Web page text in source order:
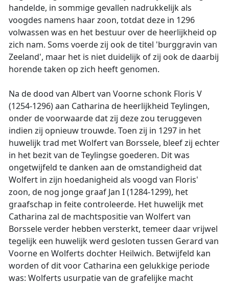
handelde, in sommige gevallen nadrukkelijk als
voogdes namens haar zoon, totdat deze in 1296
volwassen was en het bestuur over de heerlijkheid op
zich nam. Soms voerde zij ook de titel 'burggravin van
Zeeland', maar het is niet duidelijk of zij ook de daarbij
horende taken op zich heeft genomen.
Na de dood van Albert van Voorne schonk Floris V
(1254-1296) aan Catharina de heerlijkheid Teylingen,
onder de voorwaarde dat zij deze zou teruggeven
indien zij opnieuw trouwde. Toen zij in 1297 in het
huwelijk trad met Wolfert van Borssele, bleef zij echter
in het bezit van de Teylingse goederen. Dit was
ongetwijfeld te danken aan de omstandigheid dat
Wolfert in zijn hoedanigheid als voogd van Floris'
zoon, de nog jonge graaf Jan I (1284-1299), het
graafschap in feite controleerde. Het huwelijk met
Catharina zal de machtspositie van Wolfert van
Borssele verder hebben versterkt, temeer daar vrijwel
tegelijk een huwelijk werd gesloten tussen Gerard van
Voorne en Wolferts dochter Heilwich. Betwijfeld kan
worden of dit voor Catharina een gelukkige periode
was: Wolferts usurpatie van de grafelijke macht